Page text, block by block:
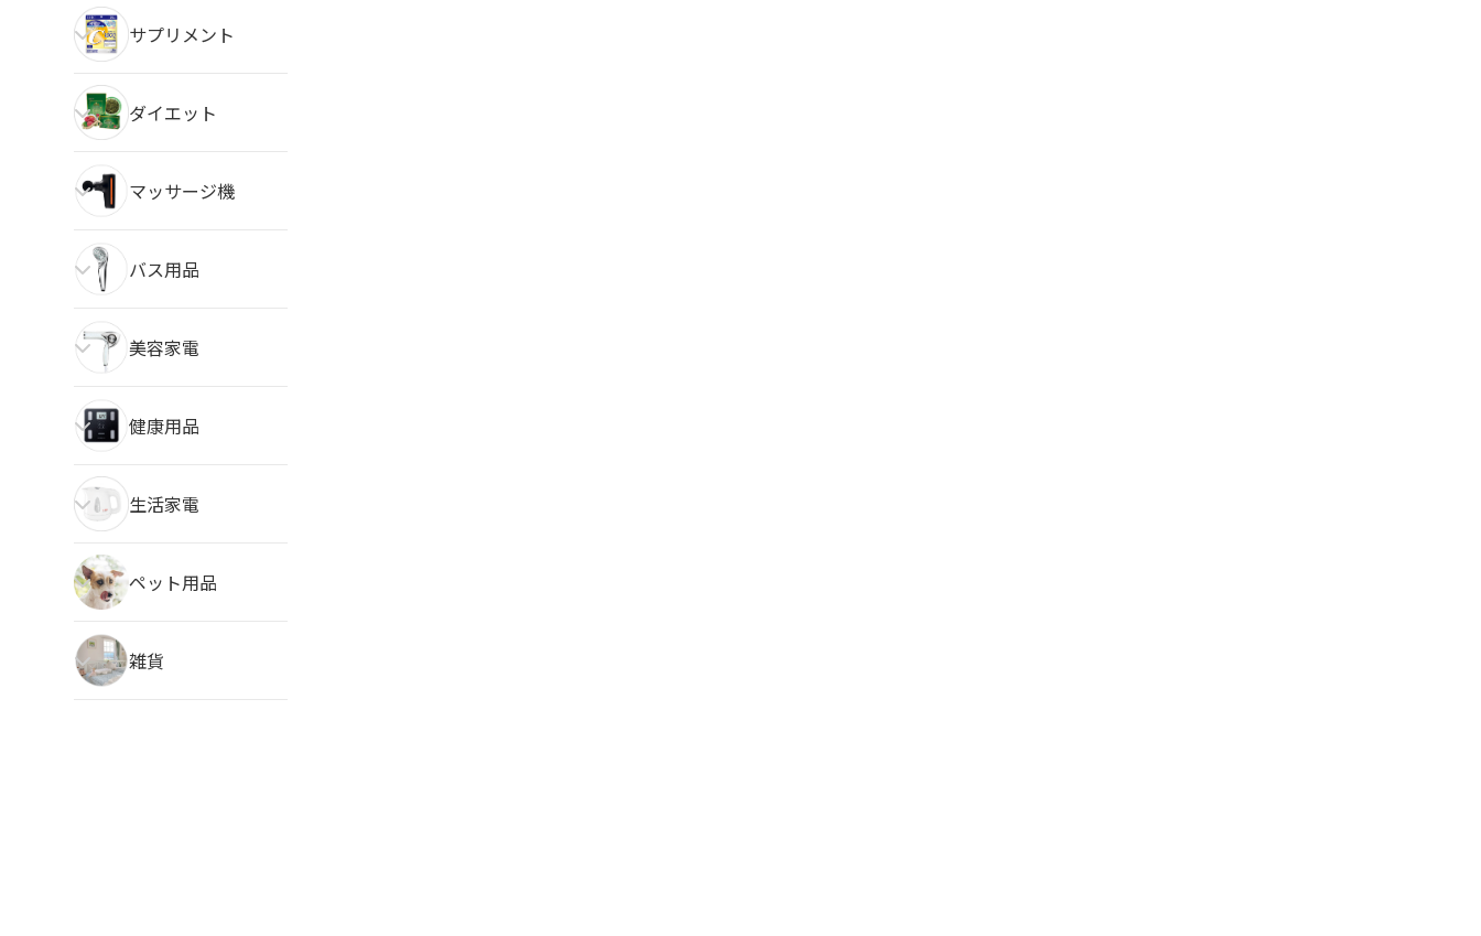
サプリメント
ダイエット
マッサージ機
バス用品
美容家電
健康用品
生活家電
ペット用品
雑貨